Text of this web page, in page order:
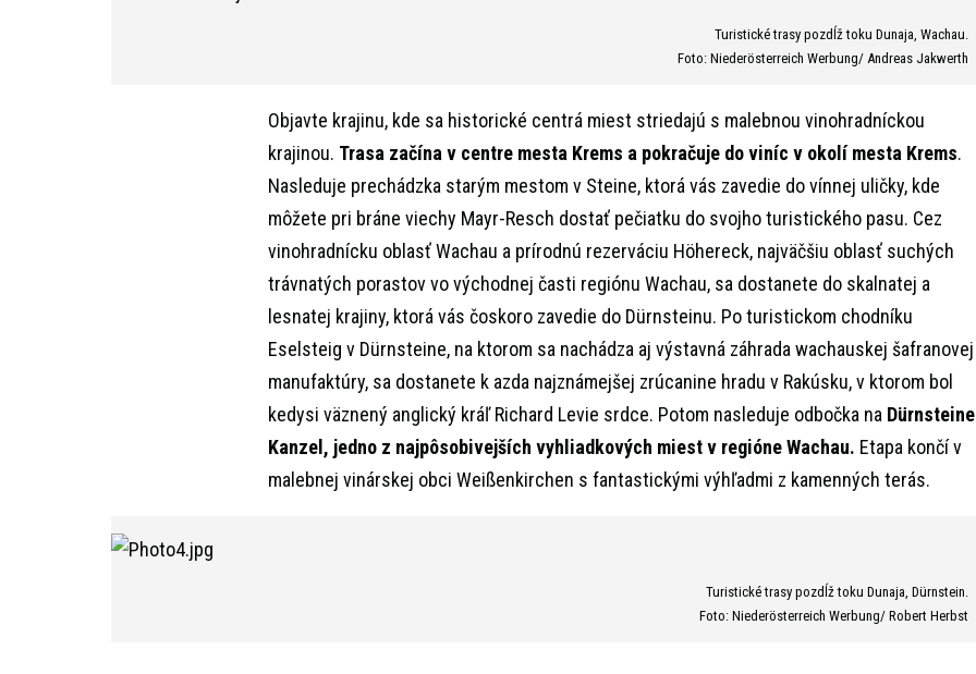
Turistické trasy pozdĺž toku Dunaja, Wachau.
Foto: Niederösterreich Werbung/ Andreas Jakwerth
Objavte krajinu, kde sa historické centrá miest striedajú s malebnou vinohradníckou
krajinou. Trasa začína v centre mesta Krems a pokračuje do viníc v okolí mesta Krems.
Nasleduje prechádzka starým mestom v Steine, ktorá vás zavedie do vínnej uličky, kde
môžete pri bráne viechy Mayr-Resch dostať pečiatku do svojho turistického pasu. Cez
vinohradnícku oblasť Wachau a prírodnú rezerváciu Höhereck, najväčšiu oblasť suchých
trávnatých porastov vo východnej časti regiónu Wachau, sa dostanete do skalnatej a
lesnatej krajiny, ktorá vás čoskoro zavedie do Dürnsteinu. Po turistickom chodníku
Eselsteig v Dürnsteine, na ktorom sa nachádza aj výstavná záhrada wachauskej šafranovej
manufaktúry, sa dostanete k azda najznámejšej zrúcanine hradu v Rakúsku, v ktorom bol
kedysi väznený anglický kráľ Richard Levie srdce. Potom nasleduje odbočka na
Kanzel, jedno z najpôsobivejších vyhliadkových miest v regióne Wachau. Etapa končí v
malebnej vinárskej obci Weißenkirchen s fantastickými výhľadmi z kamenných terás.
Turistické trasy pozdĺž toku Dunaja, Dürnstein.
Foto: Niederösterreich Werbung/ Robert Herbst